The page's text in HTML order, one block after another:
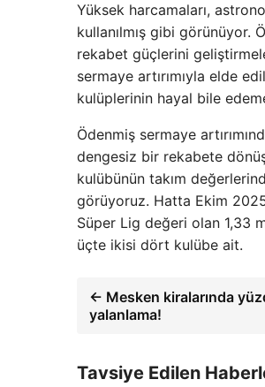
Yüksek harcamaları,
kullanılmış gibi görünüyor.
rekabet güçlerini
sermaye artırımıyla elde
kulüplerinin hayal bile
Ödenmiş sermaye
dengesiz bir rekabete
kulübünün takım
görüyoruz. Hatta Ekim
Süper Lig değeri olan 1,33
üçte ikisi dört kulübe ait.
← Mesken kiralarında
yalanlama!
Tavsiye Edilen